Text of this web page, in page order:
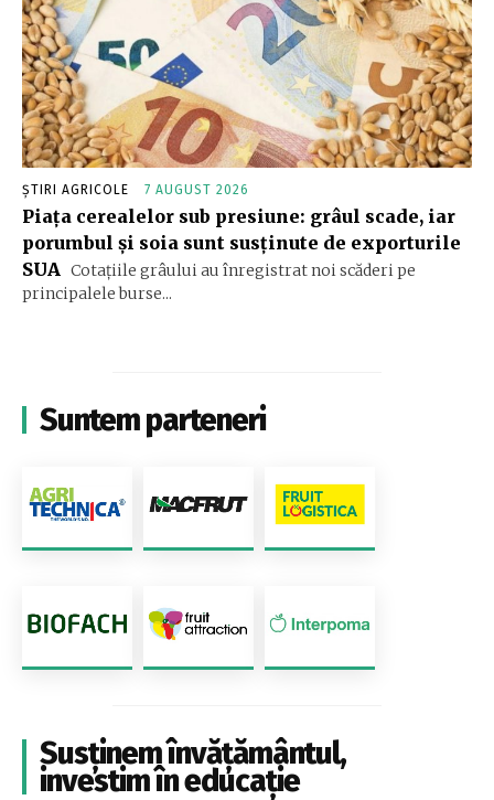
ȘTIRI AGRICOLE 7 AUGUST 2026
Piața cerealelor sub presiune: grâul scade, iar
porumbul și soia sunt susținute de exporturile
SUA Cotațiile grâului au înregistrat noi scăderi pe
principalele burse...
Suntem parteneri
Susținem învățământul,
investim în educație